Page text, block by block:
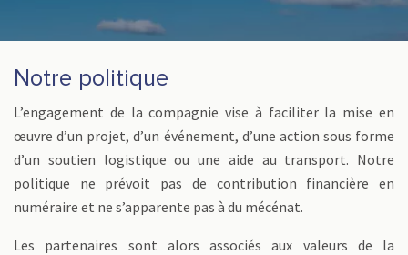
Notre politique
L’engagement de la compagnie vise à faciliter la mise en
œuvre d’un projet, d’un événement, d’une action sous forme
d’un soutien logistique ou une aide au transport. Notre
politique ne prévoit pas de contribution financière en
numéraire et ne s’apparente pas à du mécénat.
Les partenaires sont alors associés aux valeurs de la